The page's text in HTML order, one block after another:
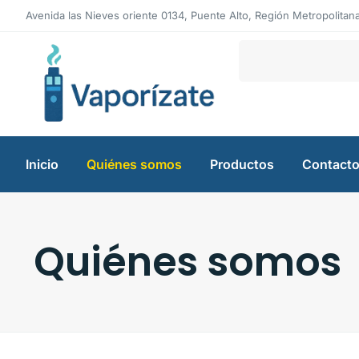
Avenida las Nieves oriente 0134, Puente Alto, Región
Inicio Quiénes somos Productos Contacto
Quiénes somos